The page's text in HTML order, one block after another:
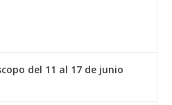
del 11 al 17 de junio